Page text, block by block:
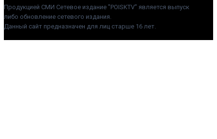
Продукцией СМИ Сетевое издание "POISKTV" является выпуск
либо обновление сетевого издания.
Данный сайт предназначен для лиц старше 16 лет.